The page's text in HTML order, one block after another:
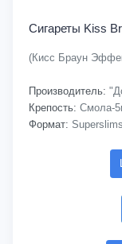
Сигареты Kiss
(Кисс Браун
Производитель:
Крепость: Смола-
Формат: Superslims